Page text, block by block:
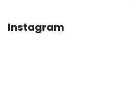
Instagram